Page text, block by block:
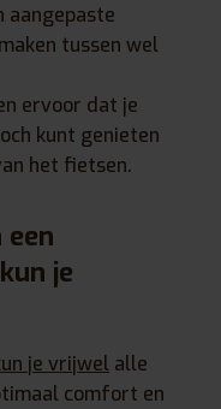
aangepaste
tussen wel
ervoor dat je
kunt genieten
het fietsen.
een
je
je vrijwel alle
comfort en